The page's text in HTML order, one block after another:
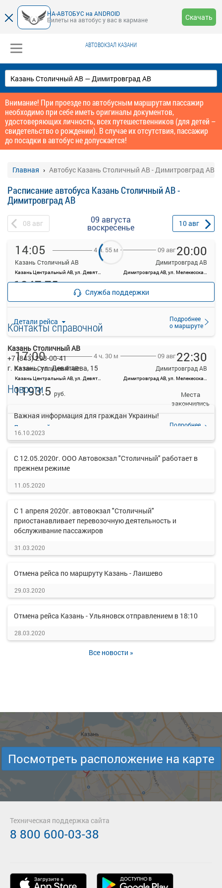
НА-АВТОБУС на ANDROID
Билеты на автобус у вас в кармане
Скачать
АВТОВОКЗАЛ КАЗАНИ
Внимание! При проезде по автобусным маршрутам пассажир
необходимо при себе иметь оригиналы документов,
удостоверяющих личность, всех путешественников (для детей –
свидетельство о рождении). В случае их отсутствия, пассажир
до посадки в автобус не допускается!
Главная Автобус Казань Столичный АВ - Димитровград АВ
Расписание автобуса Казань Столичный АВ -
Димитровград АВ
08 авг 09 августа
воскресенье 10авг
14:05
Казань Столичный АВ
Казань Центральный АВ, ул. Девятаева, 15, Казань
4 ч. 55 м 09 авг20:00
Димитровград АВ
Димитровград АВ, ул. Мелекесская, 34
Детали рейса
Подробнее
о маршруте
1247.75
17:00
Казань Столичный АВ
Казань Центральный АВ, ул. Девятаева, 15, Казань
4 ч. 30 м 09 авг22:30
Димитровград АВ
Димитровград АВ, ул. Мелекесская, 34
Детали рейса
Подробнее
1193.5 руб.
Места
закончились
Служба поддержки
Контакты справочной
Казань Столичный АВ
+7 (843) 293-00-41
г. Казань, ул. Девятаева, 15
Новости
Важная информация для граждан Украины!
16.10.2023
С 12.05.2020г. ООО Автовокзал "Столичный" работает в
прежнем режиме
11.05.2020
С 1 апреля 2020г. автовокзал "Столичный"
приостанавливает перевозочную деятельность и
обслуживание пассажиров
31.03.2020
Отмена рейса по маршруту Казань - Лаишево
29.03.2020
Отмена рейса Казань - Ульяновск отправлением в 18:10
28.03.2020
Все новости »
Посмотреть расположение на карте
Техническая поддержка сайта
8 800 600-03-38